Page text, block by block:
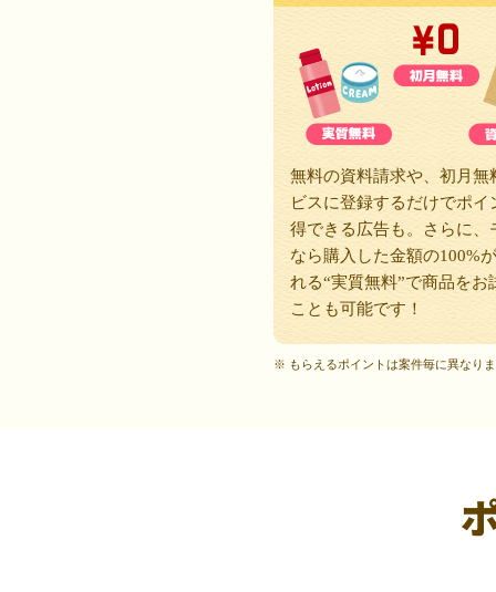
無料の資料請求や、初月無
ビスに登録するだけでポイ
得できる広告も。さらに、
なら購入した金額の100%
れる“実質無料”で商品をお
ことも可能です！
※ もらえるポイントは案件毎に異なり